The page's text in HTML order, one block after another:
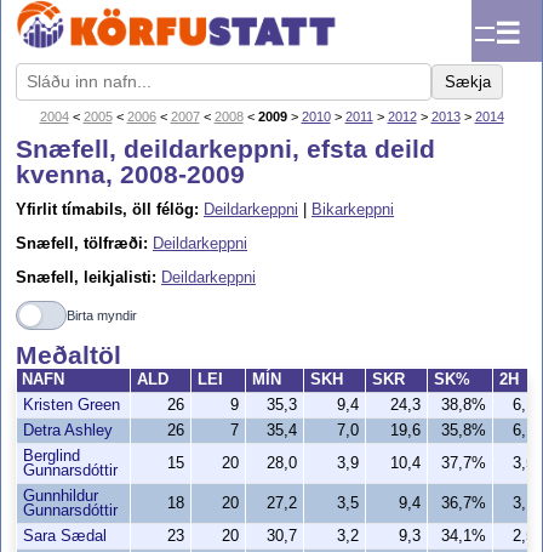
☰
Sækja
2004< 2005< 2006< 2007< 2008< 2009> 2010> 2011 > 2012> 2013> 2014
Snæfell, deildarkeppni, efsta deild
kvenna, 2008-2009
Yfirlit tímabils, öll félög: Deildarkeppni
Bikarkeppni
Snæfell, tölfræði: Deildarkeppni
Snæfell, leikjalisti: Deildarkeppni
Birta myndir
Meðaltöl
NAFN ALD LEI MÍN SKH SKR SK%
2H
Kristen Green
26 9 35,3 9,4 24,3 38,8%
6,1
Detra Ashley
26 7 35,4 7,0 19,6 35,8%
6,1
Berglind
Gunnarsdóttir
15 20 28,0 3,9 10,4 37,7%
3,5
Gunnhildur
Gunnarsdóttir
18 20 27,2 3,5 9,4 36,7%
3,1
Sara Sædal
23 20 30,7 3,2 9,3 34,1%
2,5